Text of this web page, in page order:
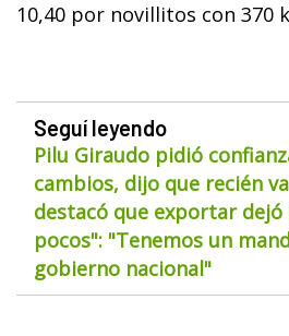
10,40 por novillitos con 370
Seguí leyendo
Pilu Giraudo pidió
cambios, dijo que recién
destacó que exportar
pocos": "Tenemos un
gobierno nacional"